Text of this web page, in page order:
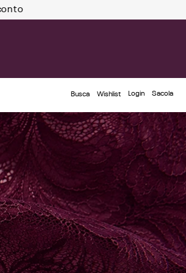
PRIMEIRAZIN
Busca Wishlist Login